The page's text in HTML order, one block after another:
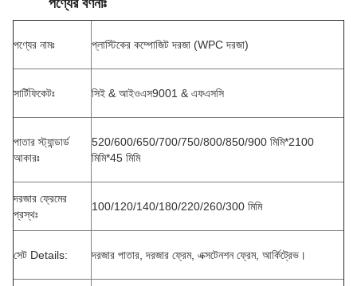
পণ্যের বর্ণনাঃ
পণ্যের নামঃ প্লাস্টিকের কম্পোজিট দরজা (WPC দরজা)
সার্টিফিকেটঃ সিই & আইওএস9001 & এফএসসি
পাতার স্ট্যান্ডার্ড
আকারঃ
520/600/650/700/750/800/850/900 মিমি*2100
মিমি*45 মিমি
দরজার ফ্রেমের
প্রস্থঃ
100/120/140/180/220/260/300 মিমি
সেট Details: দরজার পাতার, দরজার ফ্রেম, এক্সটেনশন ফ্রেম, আর্কিট্রেভ।